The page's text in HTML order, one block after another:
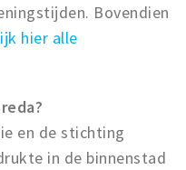
Bovendien
hier alle
en de stichting
in de binnenstad